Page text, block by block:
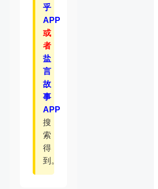
乎
APP
或
者
盐
言
故
事
APP
搜
索
得
到。